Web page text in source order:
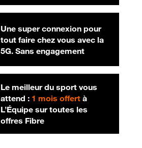
Une super connexion pour
tout faire chez vous avec la
5G. Sans engagement
Le meilleur du sport vous
attend : 1 mois offertà
L’Équipe sur toutes les
offres Fibre